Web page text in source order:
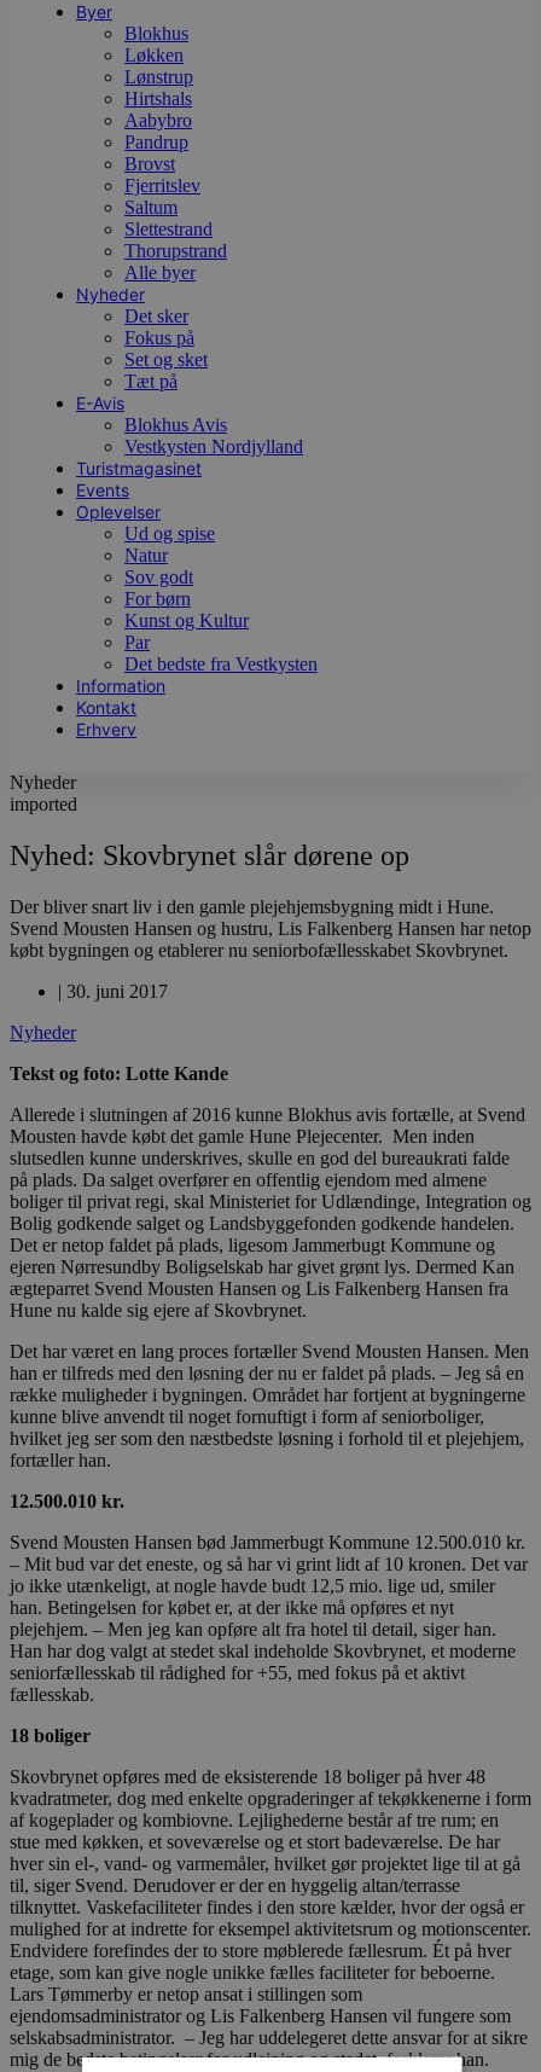
Byer
Blokhus
Løkken
Lønstrup
Hirtshals
Aabybro
Pandrup
Brovst
Fjerritslev
Saltum
Slettestrand
Thorupstrand
Alle byer
Nyheder
Det sker
Fokus på
Set og sket
Tæt på
E-Avis
Blokhus Avis
Vestkysten Nordjylland
Turistmagasinet
Events
Oplevelser
Ud og spise
Natur
Sov godt
For børn
Kunst og Kultur
Par
Det bedste fra Vestkysten
Information
Kontakt
Erhverv
Nyheder
imported
Nyhed: Skovbrynet slår dørene op
Der bliver snart liv i den gamle plejehjemsbygning midt i Hune.
Svend Mousten Hansen og hustru, Lis Falkenberg Hansen har netop
købt bygningen og etablerer nu seniorbofællesskabet Skovbrynet.
| 30. juni 2017
Nyheder
Tekst og foto: Lotte Kande
Allerede i slutningen af 2016 kunne Blokhus avis fortælle, at Svend
Mousten havde købt det gamle Hune Plejecenter. Men inden
slutsedlen kunne underskrives, skulle en god del bureaukrati falde
på plads. Da salget overfører en offentlig ejendom med almene
boliger til privat regi, skal Ministeriet for Udlændinge, Integration og
Bolig godkende salget og Landsbyggefonden godkende handelen.
Det er netop faldet på plads, ligesom Jammerbugt Kommune og
ejeren Nørresundby Boligselskab har givet grønt lys. Dermed Kan
ægteparret Svend Mousten Hansen og Lis Falkenberg Hansen fra
Hune nu kalde sig ejere af Skovbrynet.
Det har været en lang proces fortæller Svend Mousten Hansen. Men
han er tilfreds med den løsning der nu er faldet på plads. – Jeg så en
række muligheder i bygningen. Området har fortjent at bygningerne
kunne blive anvendt til noget fornuftigt i form af seniorboliger,
hvilket jeg ser som den næstbedste løsning i forhold til et plejehjem,
fortæller han.
12.500.010 kr.
Svend Mousten Hansen bød Jammerbugt Kommune 12.500.010 kr.
– Mit bud var det eneste, og så har vi grint lidt af 10 kronen. Det var
jo ikke utænkeligt, at nogle havde budt 12,5 mio. lige ud, smiler
han. Betingelsen for købet er, at der ikke må opføres et nyt
plejehjem. – Men jeg kan opføre alt fra hotel til detail, siger han.
Han har dog valgt at stedet skal indeholde Skovbrynet, et moderne
seniorfællesskab til rådighed for +55, med fokus på et aktivt
fællesskab.
18 boliger
Skovbrynet opføres med de eksisterende 18 boliger på hver 48
kvadratmeter, dog med enkelte opgraderinger af tekøkkenerne i form
af kogeplader og kombiovne. Lejlighederne består af tre rum; en
stue med køkken, et soveværelse og et stort badeværelse. De har
hver sin el-, vand- og varmemåler, hvilket gør projektet lige til at gå
til, siger Svend. Derudover er der en hyggelig altan/terrasse
tilknyttet. Vaskefaciliteter findes i den store kælder, hvor der også er
mulighed for at indrette for eksempel aktivitetsrum og motionscenter.
Endvidere forefindes der to store møblerede fællesrum. Ét på hver
etage, som kan give nogle unikke fælles faciliteter for beboerne.
Lars Tømmerby er netop ansat i stillingen som
ejendomsadministrator og Lis Falkenberg Hansen vil fungere som
selskabsadministrator. – Jeg har uddelegeret dette ansvar for at sikre
mig de bedste betingelser for udlejning og stedet, forklarer han.